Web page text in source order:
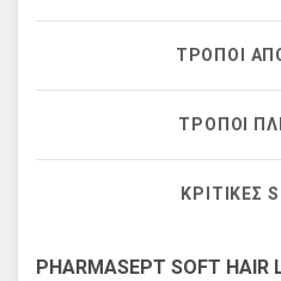
ΤΡΌΠΟΙ
ΤΡΌΠΟΙ
ΚΡΙΤΙΚΈΣ
PHARMASEPT SOFT HAIR